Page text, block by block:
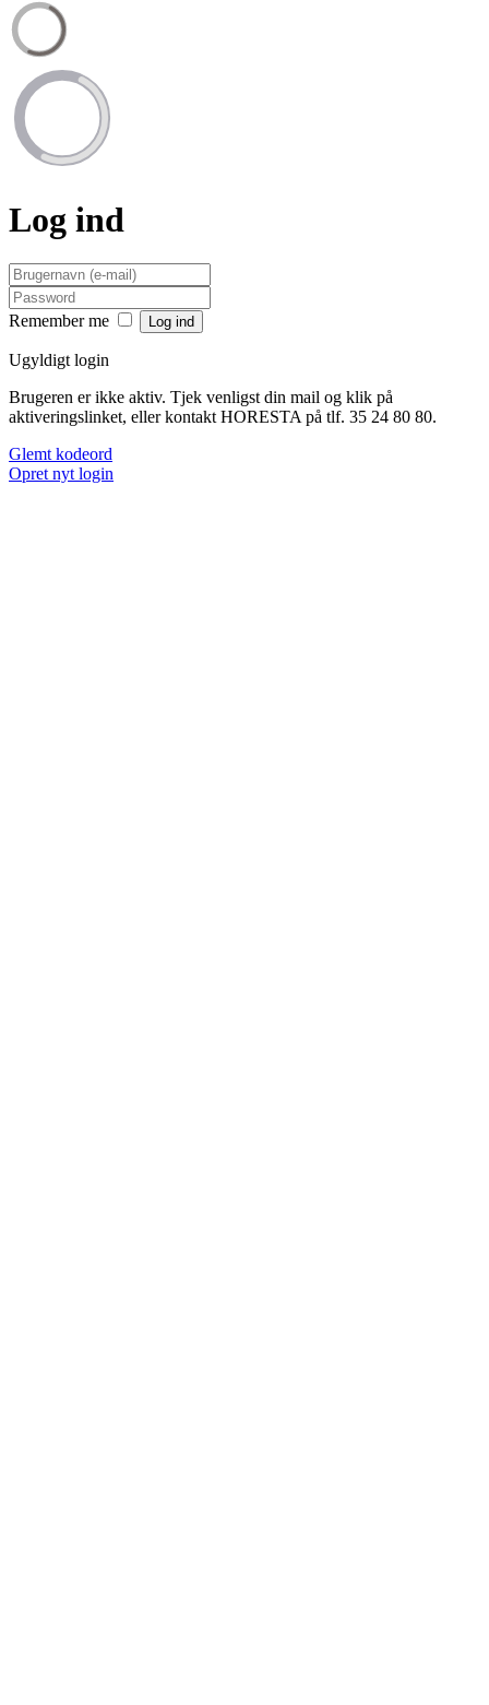
Log ind
Remember me
Ugyldigt login
Brugeren er ikke aktiv. Tjek venligst din mail og klik på
aktiveringslinket, eller kontakt HORESTA på tlf. 35 24 80 80.
Glemt kodeord
Opret nyt login